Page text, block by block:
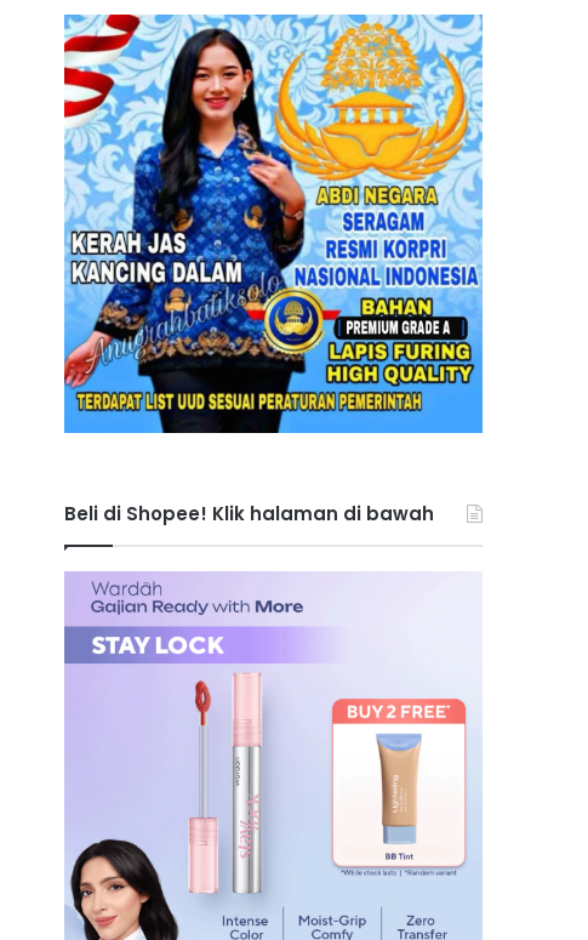
Beli di Shopee! Klik halaman di bawah